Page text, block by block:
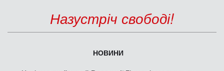
Назустріч свободі!
НОВИНИ